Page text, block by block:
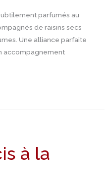
parfumés au
de raisins secs
Une alliance parfaite
accompagnement
à la